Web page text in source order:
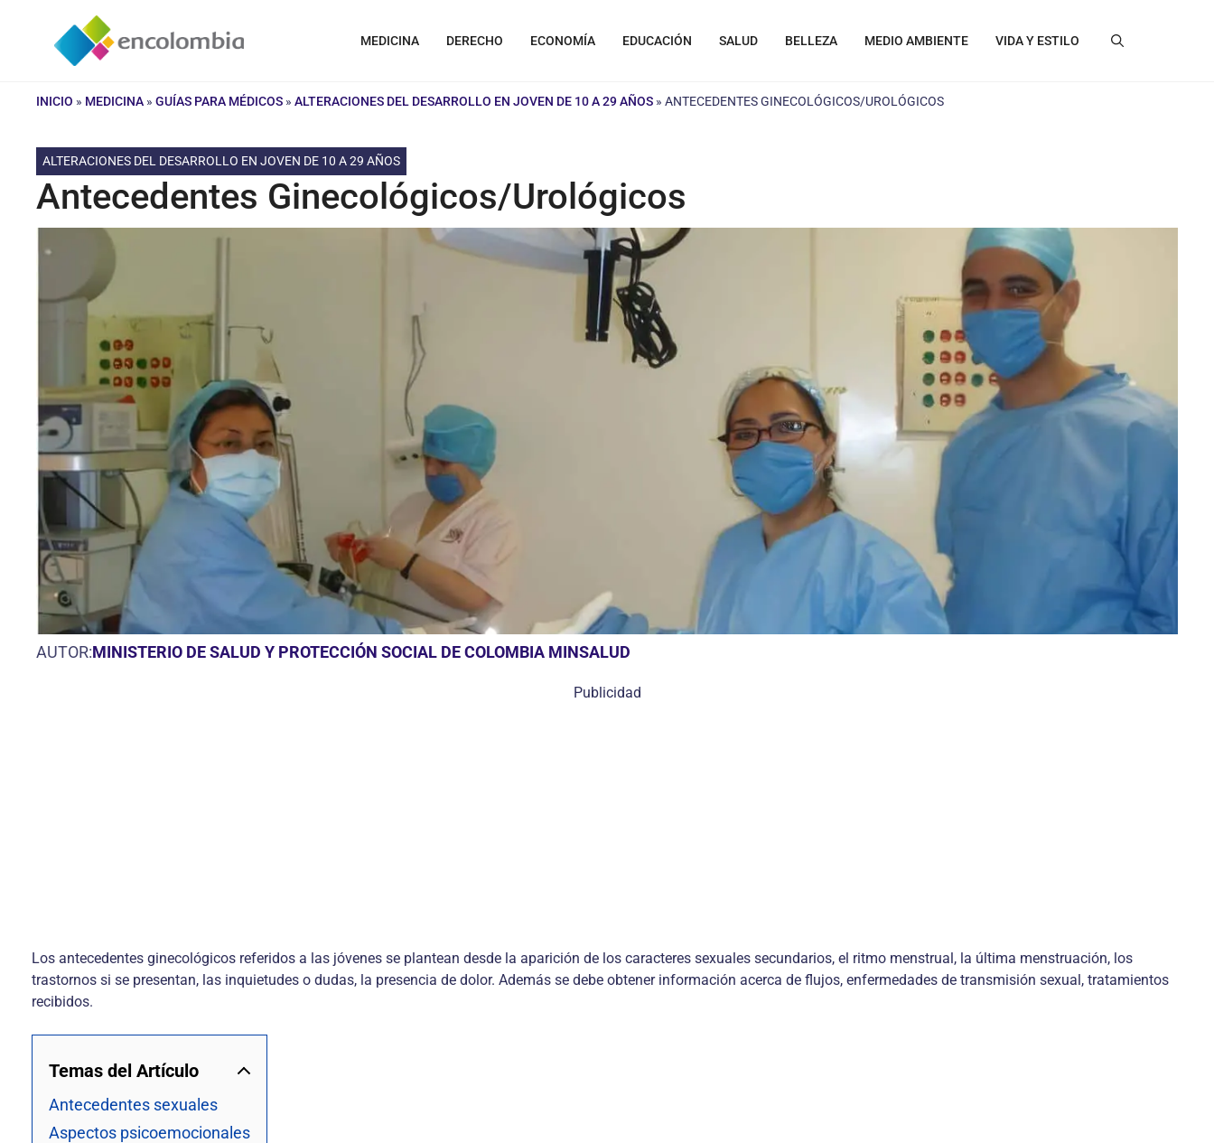
contenido
MEDICINA DERECHO ECONOMÍA EDUCACIÓN SALUD BELLEZA MEDIO AMBIENTE VIDA Y ESTILO
INICIO » MEDICINA » GUÍAS PARA MÉDICOS » ALTERACIONES DEL DESARROLLO EN JOVEN DE 10 A 29 AÑOS » ANTECEDENTES GINECOLÓGICOS/UROLÓGICOS
ALTERACIONES DEL DESARROLLO EN JOVEN DE 10 A 29 AÑOS
Antecedentes Ginecológicos/Urológicos
AUTOR:MINISTERIO DE SALUD Y PROTECCIÓN SOCIAL DE COLOMBIA MINSALUD
Publicidad
Los antecedentes ginecológicos referidos a las jóvenes se plantean desde la aparición de los caracteres sexuales secundarios, el ritmo menstrual, la última menstruación, los
trastornos si se presentan, las inquietudes o dudas, la presencia de dolor. Además se debe obtener información acerca de flujos, enfermedades de transmisión sexual, tratamientos
recibidos.
Temas del Artículo
Antecedentes sexuales
Aspectos psicoemocionales